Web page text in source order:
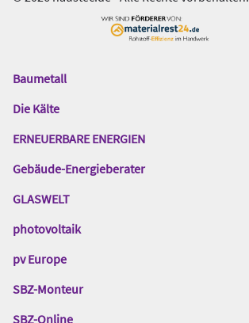
Das
Gentner
Baumetall
Die Kälte
ERNEUERBARE ENERGIEN
Gebäude-Energieberater
GLASWELT
photovoltaik
pv Europe
SBZ-Monteur
SBZ-Online